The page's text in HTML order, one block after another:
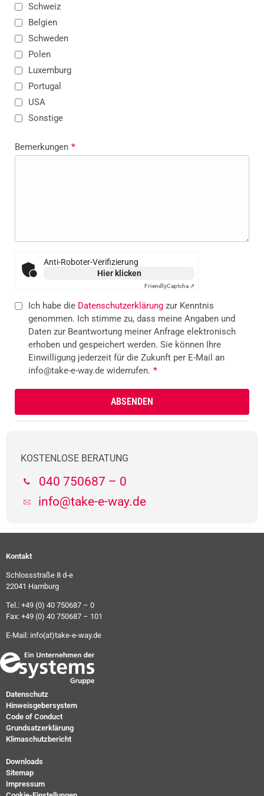
Schweiz
Belgien
Schweden
Polen
Luxemburg
Portugal
USA
Sonstige
Bemerkungen *
Anti-Roboter-Verifizierung
Hier klicken
FriendlyCaptcha ⇗
Ich habe die Datenschutzerklärung zur Kenntnis
genommen. Ich stimme zu, dass meine Angaben und
Daten zur Beantwortung meiner Anfrage elektronisch
erhoben und gespeichert werden. Sie können Ihre
Einwilligung jederzeit für die Zukunft per E-Mail an
info@take-e-way.de widerrufen. *
KOSTENLOSE BERATUNG
040 750687 – 0
info@take-e-way.de
Kontakt
Schlossstraße 8 d-e
22041 Hamburg
Tel.: +49 (0) 40 750687 – 0
Fax: +49 (0) 40 750687 – 101
E-Mail: info(at)take-e-way.de
Datenschutz
Hinweisgebersystem
Code of Conduct
Grundsatzerklärung
Klimaschutzbericht
Downloads
Sitemap
Impressum